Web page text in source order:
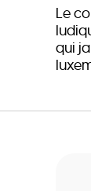
Le
qui